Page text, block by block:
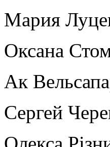
Мария
Оксана
Ак
Сергей